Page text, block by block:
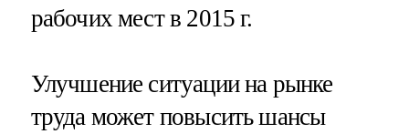
рабочих мест в 2015 г.
Улучшение ситуации на рынке
труда может повысить шансы